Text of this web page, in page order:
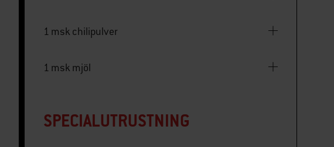
1 msk chilipulver
1 msk mjöl
SPECIALUTRUSTNING